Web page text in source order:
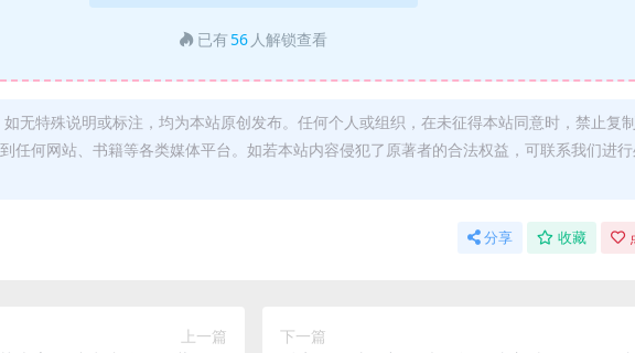
已有 56 人解锁查看
无特殊说明或标注，均为本站原创发布。任何个人或组织，在未征得本站同意时，禁止复
任何网站、书籍等各类媒体平台。如若本站内容侵犯了原著者的合法权益，可联系我们进
分享 收藏
上一篇 下一篇